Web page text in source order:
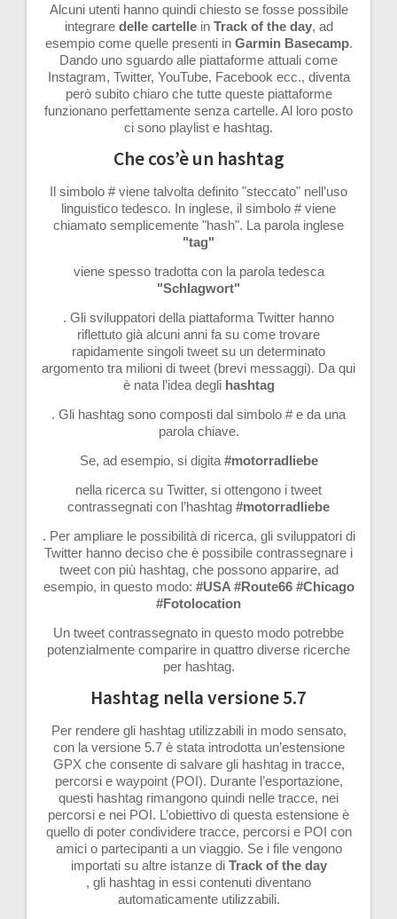
Alcuni utenti hanno quindi chiesto se fosse possibile
integrare delle cartellein Track of the day, ad
esempio come quelle presenti in Garmin Basecamp.
Dando uno sguardo alle piattaforme attuali come
Instagram, Twitter, YouTube, Facebook ecc., diventa
però subito chiaro che tutte queste piattaforme
funzionano perfettamente senza cartelle. Al loro posto
ci sono playlist e hashtag.
Che cos’è un hashtag
Il simbolo # viene talvolta definito "steccato" nell’uso
linguistico tedesco. In inglese, il simbolo # viene
chiamato semplicemente "hash". La parola inglese
"tag"
viene spesso tradotta con la parola tedesca
"Schlagwort"
. Gli sviluppatori della piattaforma Twitter hanno
riflettuto già alcuni anni fa su come trovare
rapidamente singoli tweet su un determinato
argomento tra milioni di tweet (brevi messaggi). Da qui
è nata l’idea degli hashtag
. Gli hashtag sono composti dal simbolo # e da una
parola chiave.
Se, ad esempio, si digita #motorradliebe
nella ricerca su Twitter, si ottengono i tweet
contrassegnati con l’hashtag #motorradliebe
. Per ampliare le possibilità di ricerca, gli sviluppatori di
Twitter hanno deciso che è possibile contrassegnare i
tweet con più hashtag, che possono apparire, ad
esempio, in questo modo: #USA #Route66 #Chicago
#Fotolocation
Un tweet contrassegnato in questo modo potrebbe
potenzialmente comparire in quattro diverse ricerche
per hashtag.
Hashtag nella versione 5.7
Per rendere gli hashtag utilizzabili in modo sensato,
con la versione 5.7 è stata introdotta un’estensione
GPX che consente di salvare gli hashtag in tracce,
percorsi e waypoint (POI). Durante l’esportazione,
questi hashtag rimangono quindi nelle tracce, nei
percorsi e nei POI. L’obiettivo di questa estensione è
quello di poter condividere tracce, percorsi e POI con
amici o partecipanti a un viaggio. Se i file vengono
importati su altre istanze di Track of the day
, gli hashtag in essi contenuti diventano
automaticamente utilizzabili.